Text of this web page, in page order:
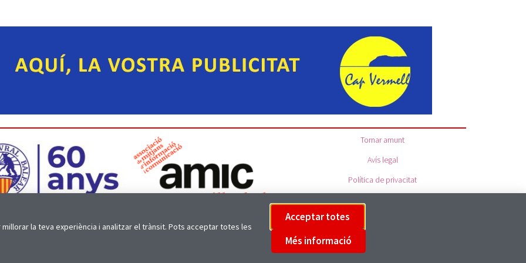
Tornar amunt
Avís legal
Política de privacitat
la teva experiència i analitzar el trànsit. Pots acceptar totes les
Acceptar totes
Més informació